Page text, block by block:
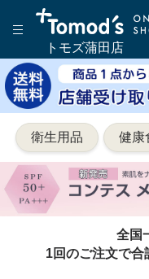
トモズ蒲田店
衛生用品 健康
全国
1回のご注文で合